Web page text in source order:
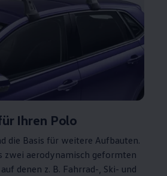
Ihren Polo
die Basis für weitere Aufbauten.
zwei aerodynamisch geformten
denen z. B. Fahrrad-, Ski- und